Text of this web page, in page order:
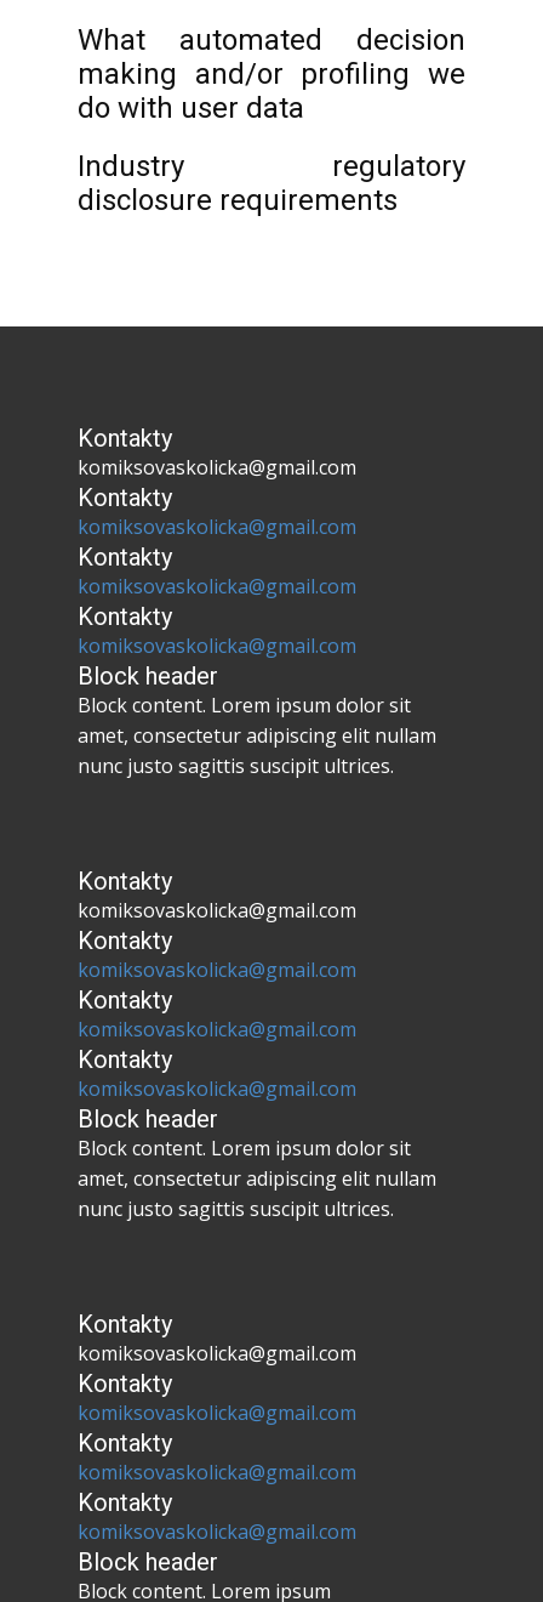
What automated decision
making and/or profiling we
do with user data
Industry regulatory
disclosure requirements
Kontakty
komiksovaskolicka@gmail.com
Kontakty
komiksovaskolicka@gmail.com
Kontakty
komiksovaskolicka@gmail.com
Kontakty
komiksovaskolicka@gmail.com
Block header
Block content. Lorem ipsum dolor sit
amet, consectetur adipiscing elit nullam
nunc justo sagittis suscipit ultrices.
Kontakty
komiksovaskolicka@gmail.com
Kontakty
komiksovaskolicka@gmail.com
Kontakty
komiksovaskolicka@gmail.com
Kontakty
komiksovaskolicka@gmail.com
Block header
Block content. Lorem ipsum dolor sit
amet, consectetur adipiscing elit nullam
nunc justo sagittis suscipit ultrices.
Kontakty
komiksovaskolicka@gmail.com
Kontakty
komiksovaskolicka@gmail.com
Kontakty
komiksovaskolicka@gmail.com
Kontakty
komiksovaskolicka@gmail.com
Block header
Block content. Lorem ipsum